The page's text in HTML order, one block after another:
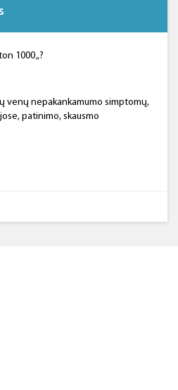
1000 „?
venų nepakankamumo simptomų,
patinimo, skausmo